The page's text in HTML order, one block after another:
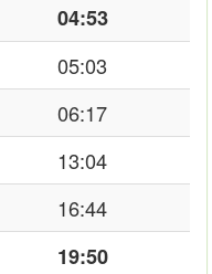
04:53
05:03
06:17
13:04
16:44
19:50